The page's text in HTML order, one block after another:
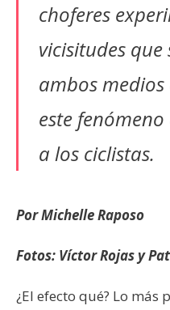
choferes
vicisitudes
ambos
este
a los ciclistas.
Por Michelle Raposo
Fotos: Víctor Rojas y
¿El efecto qué? Lo